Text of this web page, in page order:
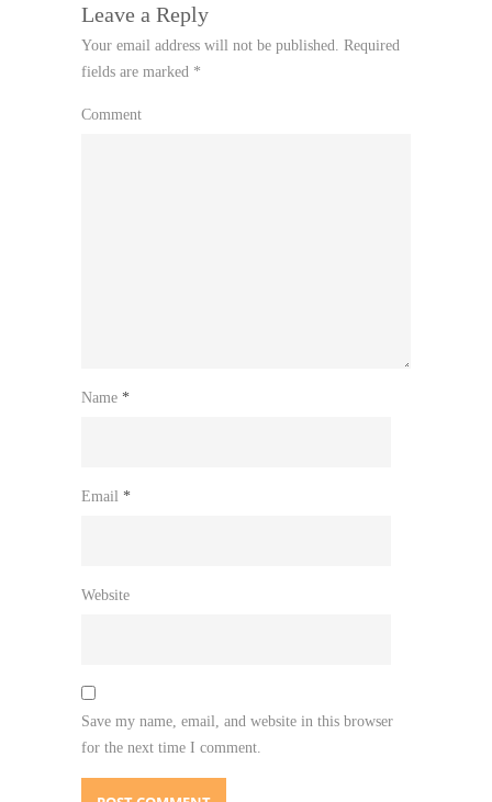
Leave a Reply
Your email address will not be published. Required
fields are marked *
Comment
Name *
Email *
Website
Save my name, email, and website in this browser
for the next time I comment.